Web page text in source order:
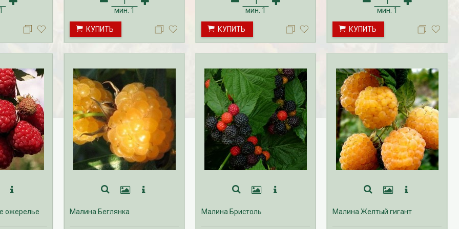
1
на малину с ЗКС осуществляется
с мая по октябрь.
мин. 1
КУПИТЬ
на малину с ЗКС осуществляется
с мая по октябрь.
мин. 1
КУПИТЬ
на малину с ЗКС осуществляется
с мая по октябрь.
мин. 1
КУПИТЬ
ожерелье Малина Беглянка Малина Бристоль Малина Желтый гигант